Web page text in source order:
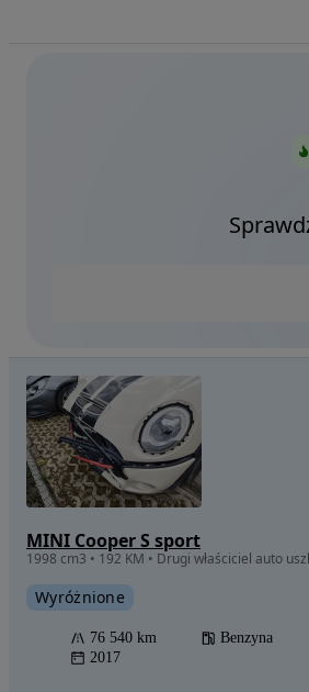
MINI Cooper S sport
Wyróżnione
76 540 km Benzyna
2017